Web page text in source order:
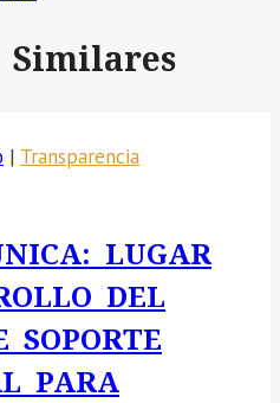
Similares
| Transparencia
LUGAR
DEL
SOPORTE
PARA